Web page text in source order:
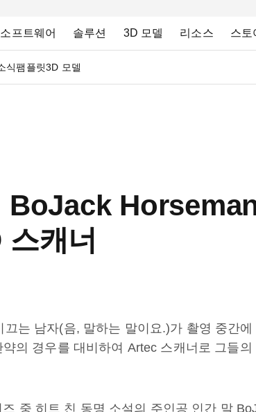
프트웨어 솔루션 3D 모델 리소스 스토
식팸플릿3D 모델
캐너
끄는 남자(음, 말하는 말이요.)가 촬영 중간
의 경우를 대비하여 Artec 스캐너로 그들
중 히트 친 동명 소설의 주인공 인간 말